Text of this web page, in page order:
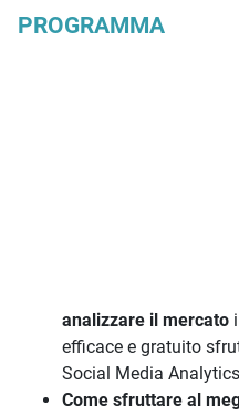
PROGRAMMA
analizzare il mercato
efficace e gratuito
Social Media Analytics
Come sfruttare al